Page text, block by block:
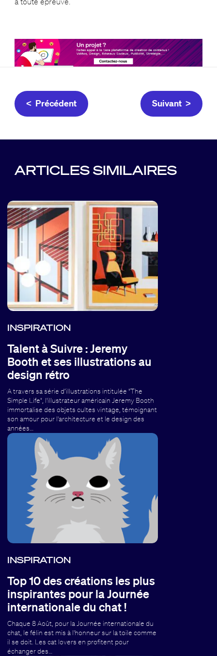
< Précédent Suivant >
ARTICLES SIMILAIRES
INSPIRATION
Talent à Suivre : Jeremy
Booth et ses illustrations au
design rétro
A travers sa série d’illustrations intitulée "The
Simple Life", l'illustrateur américain Jeremy Booth
immortalise des objets cultes vintage,​ ​témoignant​
​son amour​ ​pour l'architecture et le design des
années…
INSPIRATION
Top 10 des créations les plus
inspirantes pour la Journée
internationale du chat !
Chaque 8 Août, pour la Journée internationale du
chat, le félin est mis à l'honneur sur la toile comme
il se doit. Les cat lovers en profitent pour
échanger des…